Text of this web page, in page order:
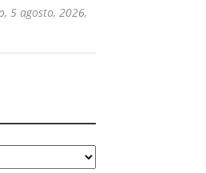
5 agosto, 2026,